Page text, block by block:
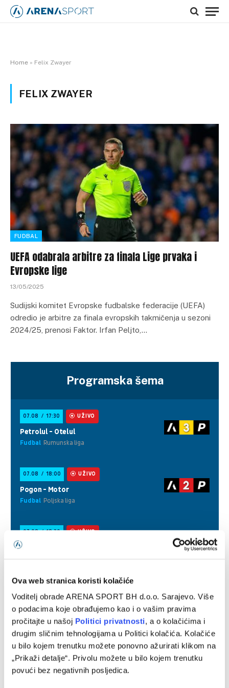
Ova web stranica koristi kolačiće
Voditelj obrade ARENA SPORT BH d.o.o. Sarajevo. Više
o podacima koje obrađujemo kao i o vašim pravima
pročitajte u našoj Politici privatnosti, a o kolačićima i
drugim sličnim tehnologijama u Politici kolačića. Kolačiće
u bilo kojem trenutku možete ponovno ažurirati klikom na
„Prikaži detalje“. Privolu možete u bilo kojem trenutku
povući bez negativnih posljedica.
Home » Felix Zwayer
FELIX ZWAYER
FUDBAL
UEFA odabrala arbitre za finala Lige prvaka i
Evropske lige
13/05/2025
Sudijski komitet Evropske fudbalske federacije (UEFA)
odredio je arbitre za finala evropskih takmičenja u sezoni
2024/25, prenosi Faktor. Irfan Peljto,…
Programska šema